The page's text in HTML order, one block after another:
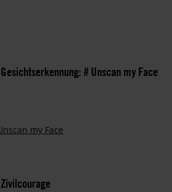
# Unscan my Face
my Face